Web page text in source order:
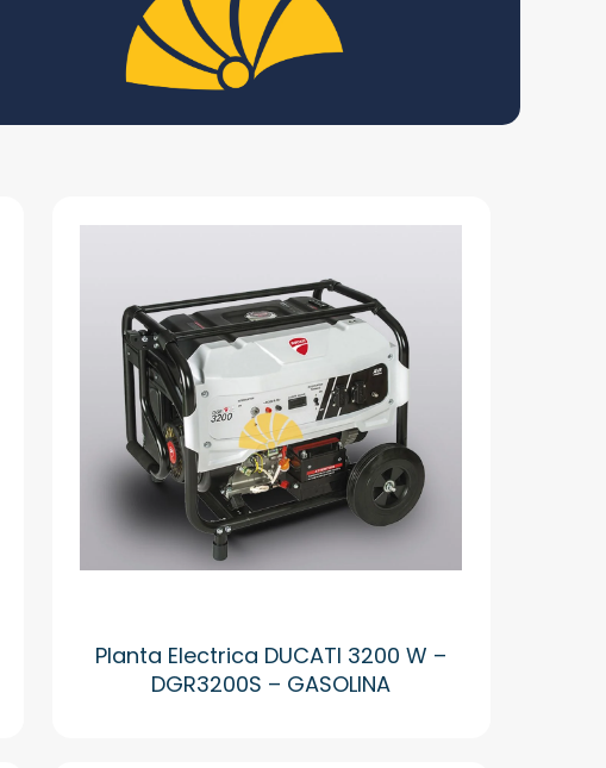
Planta Electrica DUCATI 3200 W –
DGR3200S – GASOLINA